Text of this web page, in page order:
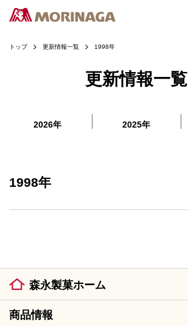
トップ 更新情報一覧 1998年
更新情報一覧
2026年 2025年
1998年
森永製菓ホーム
商品情報